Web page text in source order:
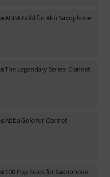
ABBA Gold für Alto Saxophone
The Legendary Series- Clarinet
Abba Gold for Clarinet
100 Pop Solos for Saxophone